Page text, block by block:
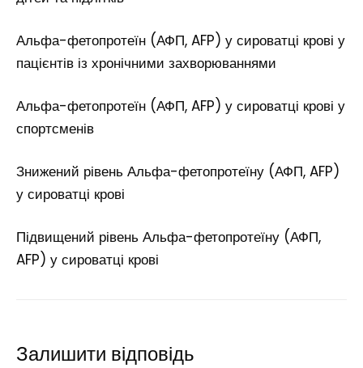
Альфа-фетопротеїн (АФП, AFP) у сироватці крові у
пацієнтів із хронічними захворюваннями
Альфа-фетопротеїн (АФП, AFP) у сироватці крові у
спортсменів
Знижений рівень Альфа-фетопротеїну (АФП, AFP)
у сироватці крові
Підвищений рівень Альфа-фетопротеїну (АФП,
AFP) у сироватці крові
Залишити відповідь